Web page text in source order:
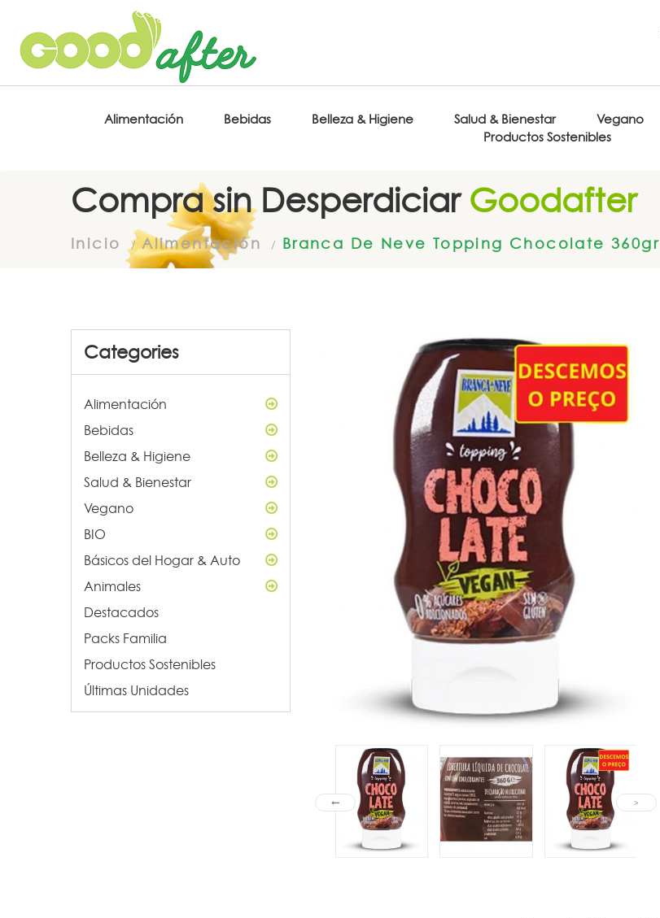
Alimentación Bebidas Belleza & Higiene Salud & Bienestar Vegano
Productos Sostenibles
Compra sin DesperdiciarGoodafter
Inicio Alimentación Branca De Neve Topping Chocolate 360gr
Categories
Alimentación
Bebidas
Belleza & Higiene
Salud & Bienestar
Vegano
BIO
Básicos del Hogar & Auto
Animales
Destacados
Packs Familia
Productos Sostenibles
Últimas Unidades